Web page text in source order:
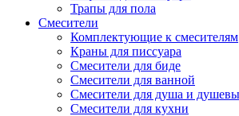
Трапы для пола
Смесители
Комплектующие к смесителям
Краны для писсуара
Смесители для биде
Смесители для ванной
Смесители для душа и
Смесители для кухни